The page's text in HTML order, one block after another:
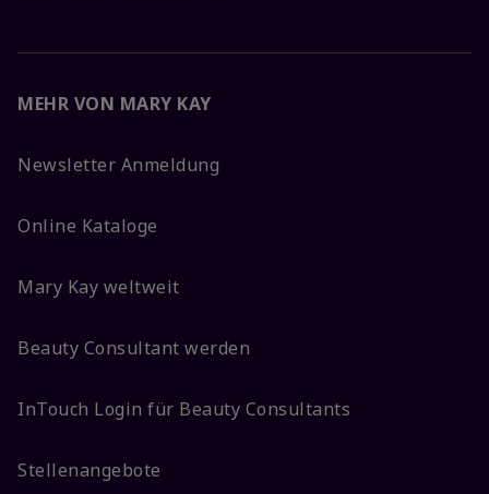
MEHR VON MARY KAY
Newsletter Anmeldung
Online Kataloge
Mary Kay weltweit
Beauty Consultant werden
InTouch Login für Beauty Consultants
Stellenangebote